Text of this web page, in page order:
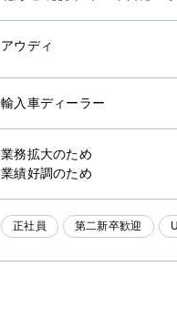
アウディ
輸入車ディーラー
業務拡大のため
業績好調のため
正社員 第二新卒歓迎